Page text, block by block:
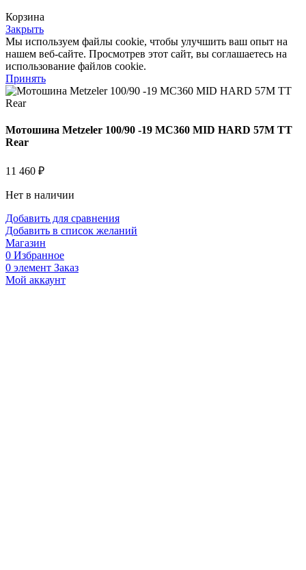
Корзина
Закрыть
Мы используем файлы cookie, чтобы улучшить ваш опыт на
нашем веб-сайте. Просмотрев этот сайт, вы соглашаетесь на
использование файлов cookie.
Принять
Мотошина Metzeler 100/90 -19 MC360 MID HARD 57M TT
Rear
11 460 ₽
Нет в наличии
Добавить для сравнения
Добавить в список желаний
Магазин
0 Избранное
0 элемент Заказ
Мой аккаунт